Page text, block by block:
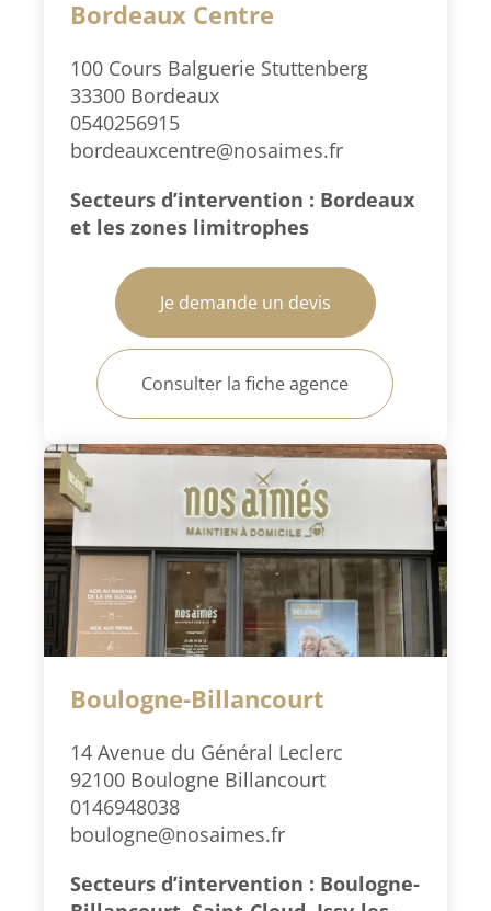
Bordeaux Centre
100 Cours Balguerie Stuttenberg
33300 Bordeaux
0540256915
bordeauxcentre@nosaimes.fr
Secteurs d’intervention : Bordeaux
et les zones limitrophes
Je demande un devis
Consulter la fiche agence
Boulogne-Billancourt
14 Avenue du Général Leclerc
92100 Boulogne Billancourt
0146948038
boulogne@nosaimes.fr
Secteurs d’intervention : Boulogne-